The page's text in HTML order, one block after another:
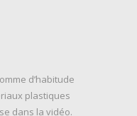
d’habitude
plastiques
dans la vidéo.